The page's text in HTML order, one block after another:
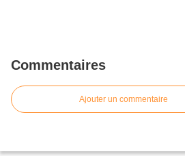
Commentaires
Ajouter un commentaire